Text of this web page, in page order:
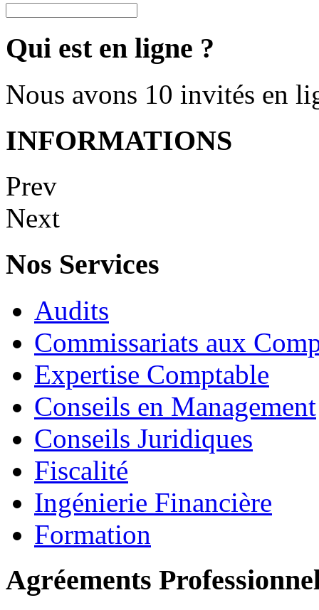
Qui est en ligne ?
Nous avons 10 invités en
INFORMATIONS
Prev
Next
Nos Services
Audits
Commissariats aux
Expertise Comptable
Conseils en Management
Conseils Juridiques
Fiscalité
Ingénierie Financière
Formation
Agréements